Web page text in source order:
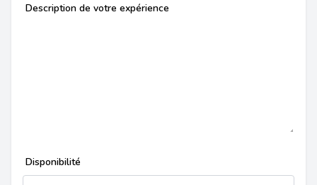
Description de votre expérience
Disponibilité